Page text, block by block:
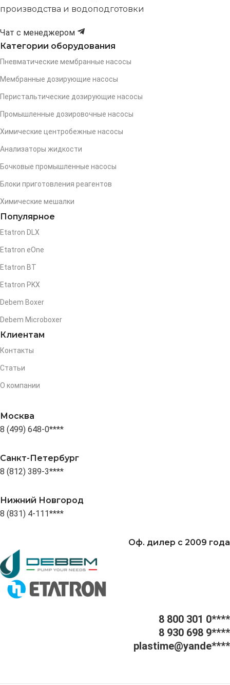
производства и водоподготовки
Чат с менеджером
Категории оборудования
Пневматические мембранные насосы
Мембранные дозирующие насосы
Перистальтические дозирующие насосы
Промышленные дозировочные насосы
Химические центробежные насосы
Анализаторы жидкости
Бочковые промышленные насосы
Блоки приготовления реагентов
Химические мешалки
Популярное
Etatron DLX
Etatron eOne
Etatron BT
Etatron PKX
Debem Boxer
Debem Microboxer
Клиентам
Контакты
Статьи
О компании
Москва
8 (499) 648-0****
Санкт-Петербург
8 (812) 389-3****
Нижний Новгород
8 (831) 4-111****
Оф. дилер с 2009 года
8 800 301 0****
8 930 698 9****
plastime@yande****